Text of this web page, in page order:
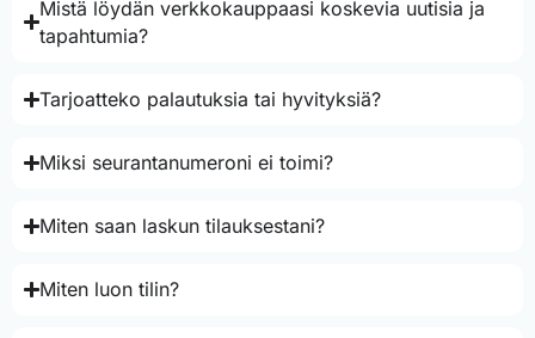
Mistä löydän verkkokauppaasi koskevia uutisia ja
tapahtumia?
Tarjoatteko palautuksia tai hyvityksiä?
Miksi seurantanumeroni ei toimi?
Miten saan laskun tilauksestani?
Miten luon tilin?